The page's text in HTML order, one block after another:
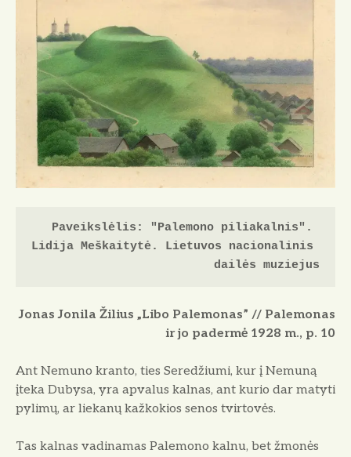
Paveikslėlis: "Palemono piliakalnis".
Lidija Meškaitytė. Lietuvos nacionalinis
dailės muziejus
Jonas Jonila Žilius „Libo Palemonas” // Palemonas
ir jo padermė 1928 m., p. 10
Ant Nemuno kranto, ties Seredžiumi, kur į Nemuną
įteka Dubysa, yra apvalus kalnas, ant kurio dar matyti
pylimų, ar liekanų kažkokios senos tvirtovės.
Tas kalnas vadinamas Palemono kalnu, bet žmonės